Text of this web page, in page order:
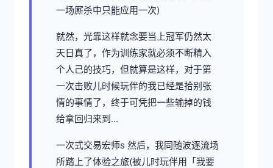
一场厮杀中只能应用一次)
就然，光靠这样就念要当上冠军仍然太
天日真了，作为训练家就必须不断精入
个人己的技巧，但就算是这样，对于第
一次击败儿时候玩伴的我已经是拾别张
情的事情了，终于可凭把一些输掉的钱
给拿回归来到...
一次式交易宏师s 然后，我同随波逐流场
所踏上了体验之旅(被儿时玩伴用「我要